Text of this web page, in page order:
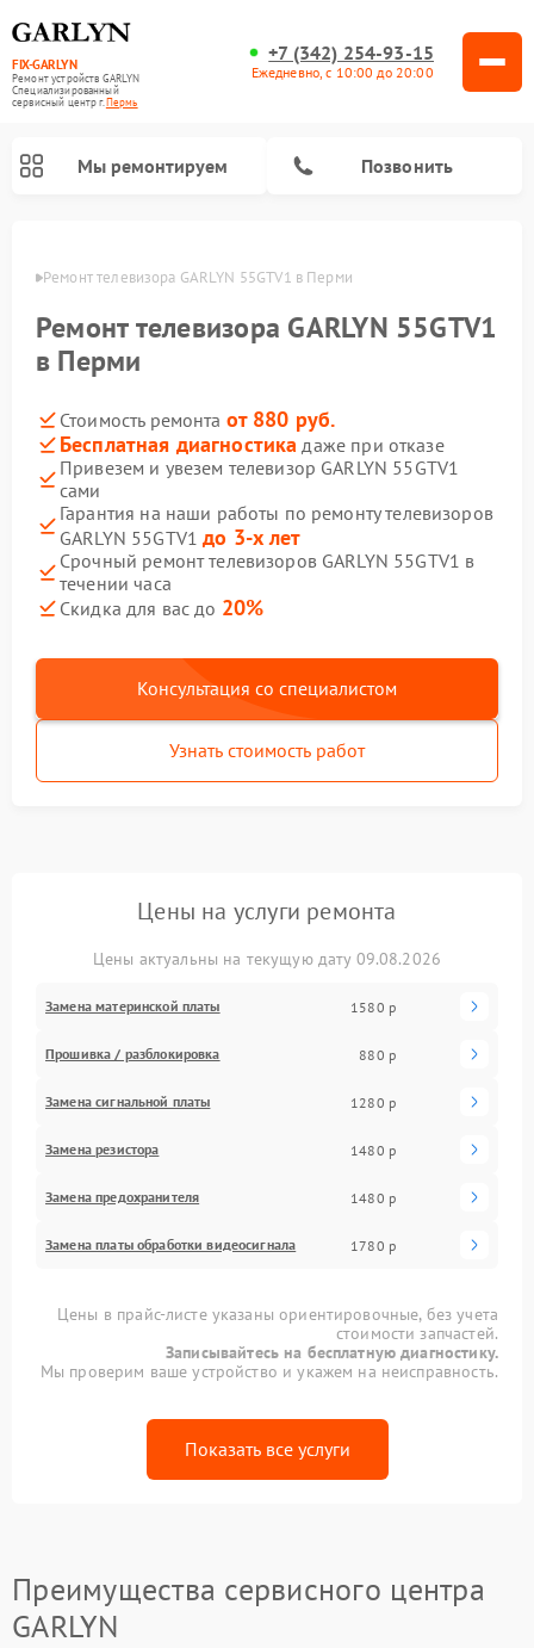
FIX-GARLYN
Ремонт устройств GARLYN
Специализированный
cервисный центр г.Пермь
+7 (342) 254-93-15
Ежедневно, с 10:00 до 20:00
Мы ремонтируем Позвонить
Ремонт телевизора GARLYN 55GTV1 в Перми
Ремонт телевизора GARLYN 55GTV1
в Перми
Стоимость ремонта от 880 руб.
Бесплатная диагностика даже при отказе
Привезем и увезем телевизор GARLYN 55GTV1
сами
Гарантия на наши работы по ремонту телевизоров
GARLYN 55GTV1до 3-х лет
Срочный ремонт телевизоров GARLYN 55GTV1 в
течении часа
Скидка для вас до 20%
Консультация со специалистом
Узнать стоимость работ
Цены на услуги ремонта
Цены актуальны на текущую дату 09.08.2026
Замена материнской платы 1580 р
Прошивка / разблокировка 880 р
Замена сигнальной платы 1280 р
Замена резистора 1480 р
Замена предохранителя 1480 р
Замена платы обработки видеосигнала 1780 р
Цены в прайс-листе указаны ориентировочные, без учета
стоимости запчастей.
Записывайтесь на бесплатную диагностику.
Мы проверим ваше устройство и укажем на неисправность.
Показать все услуги
Преимущества сервисного центра
GARLYN